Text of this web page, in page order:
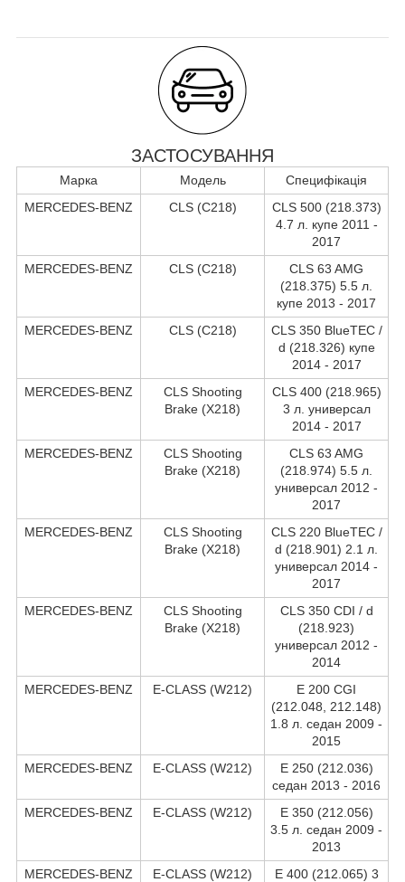
ЗАСТОСУВАННЯ
Марка Модель
Специфікація
MERCEDES-BENZ
CLS (C218)
CLS 500 (218.373)
4.7 л. купе 2011 -
2017
MERCEDES-BENZ
CLS (C218)
CLS 63 AMG
(218.375) 5.5 л.
купе 2013 - 2017
MERCEDES-BENZ
CLS (C218)
CLS 350 BlueTEC /
d (218.326) купе
2014 - 2017
MERCEDES-BENZ
CLS Shooting
Brake (X218)
CLS 400 (218.965)
3 л. универсал
2014 - 2017
MERCEDES-BENZ
CLS Shooting
Brake (X218)
CLS 63 AMG
(218.974) 5.5 л.
универсал 2012 -
2017
MERCEDES-BENZ
CLS Shooting
Brake (X218)
CLS 220 BlueTEC /
d (218.901) 2.1 л.
универсал 2014 -
2017
MERCEDES-BENZ
CLS Shooting
Brake (X218)
CLS 350 CDI / d
(218.923)
универсал 2012 -
2014
MERCEDES-BENZ
E-CLASS (W212)
E 200 CGI
(212.048, 212.148)
1.8 л. седан 2009 -
2015
MERCEDES-BENZ
E-CLASS (W212)
E 250 (212.036)
седан 2013 - 2016
MERCEDES-BENZ
E-CLASS (W212)
E 350 (212.056)
3.5 л. седан 2009 -
2013
MERCEDES-BENZ
E-CLASS (W212)
E 400 (212.065) 3